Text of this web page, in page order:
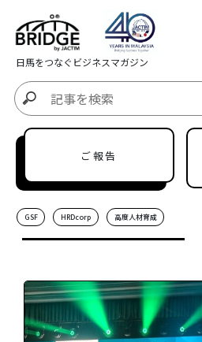
日馬をつなぐビジネスマガジン
ご報告
GSF HRDcorp 高度人材育成